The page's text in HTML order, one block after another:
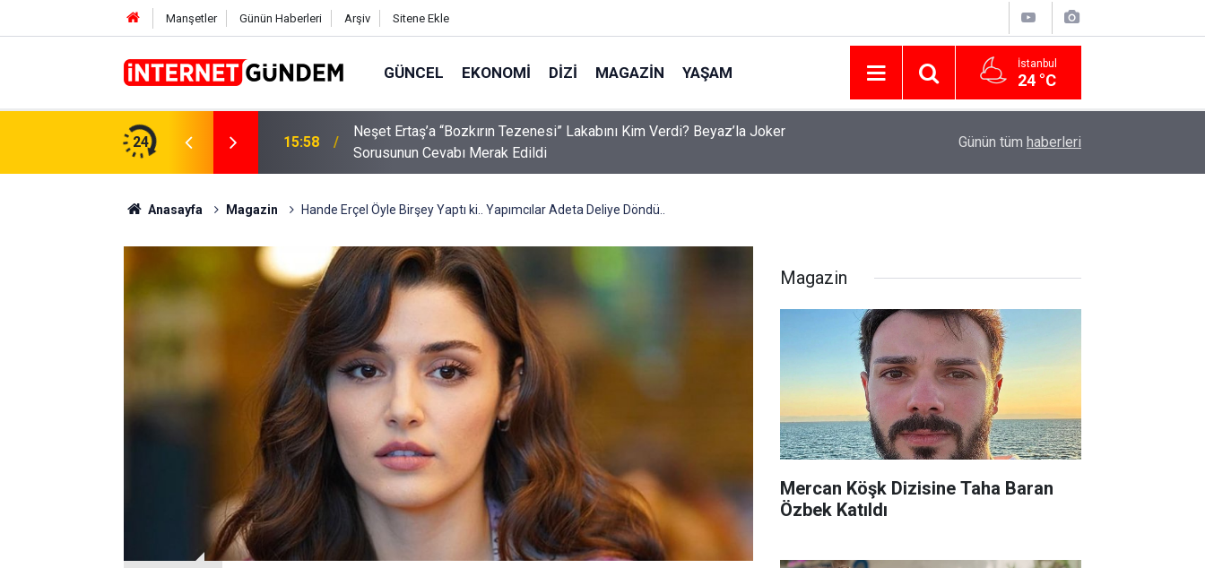
Manşetler Günün Haberleri Arşiv Sitene Ekle
GÜNCEL EKONOMI DIZI MAGAZIN YAŞAM İstanbul
24 °C
24
TL Yükseliyor: İşte Yeni Fiyatlar.. 15:58
Neşet Ertaş’a “Bozkırın Tezenesi” Lakabını Kim Verdi? Beyaz’la Joker
Sorusunun Cevabı Merak Edildi
Günün tüm haberleri
Anasayfa Magazin Hande Erçel Öyle Birşey Yaptı ki.. Yapımcılar Adeta Deliye Döndü..
Magazin
Mercan Köşk Dizisine Taha Baran
Özbek Katıldı